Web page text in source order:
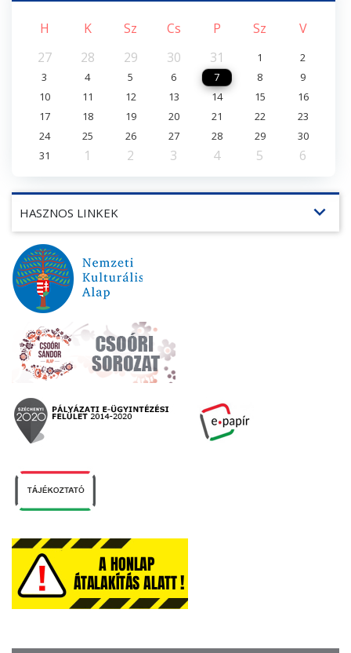
H K Sz Cs P Sz
V
27
28 29 30 31 1
2
3
4 5 6 7 8
9
10
11 12 13 14 15
16
17
18 19 20 21 22
23
24
25 26 27 28 29
30
31
1 2 3 4 5 6
HASZNOS LINKEK expand_more